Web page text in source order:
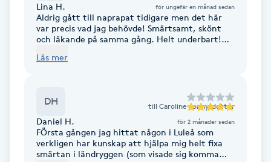
Dermapen
Diamantslipning
Enzympeeling
Extensions
Lina H. för ungefär en månad sedan
Aldrig gått till naprapat tidigare men det här
var precis vad jag behövde! Smärtsamt, skönt
och läkande på samma gång. Helt underbart!
Läs mer
DH till Caroline Jonnysdotter
Daniel H. för 2 månader sedan
FÖrsta gången jag hittat någon i Luleå som
verkligen har kunskap att hjälpa mig helt fixa
smärtan i ländryggen (som visade sig komma